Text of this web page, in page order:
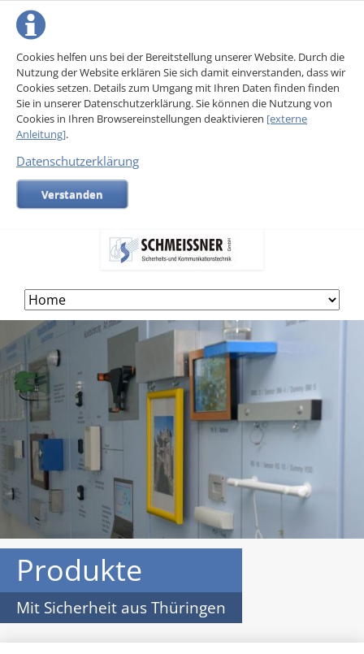
Cookies helfen uns bei der Bereitstellung unserer Website. Durch die
Nutzung der Website erklären Sie sich damit einverstanden, dass wir
Cookies setzen. Details zum Umgang mit Ihren Daten finden finden
Sie in unserer Datenschutzerklärung. Sie können die Nutzung von
Cookies in Ihren Browsereinstellungen deaktivieren [externe
Anleitung].
Datenschutzerklärung
Verstanden
navigation
Produkte
Mit Sicherheit aus Thüringen